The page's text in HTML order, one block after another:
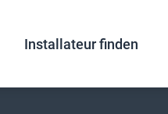
Installateur finden